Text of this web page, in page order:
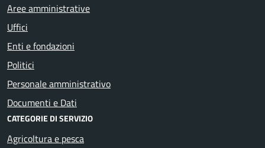
Aree amministrative
Uffici
Enti e fondazioni
Politici
Personale amministrativo
Documenti e Dati
CATEGORIE DI SERVIZIO
Agricoltura e pesca